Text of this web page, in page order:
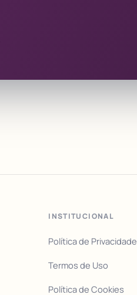
INSTITUCIONAL
Política de Privacidade
Termos de Uso
Política de Cookies